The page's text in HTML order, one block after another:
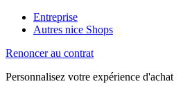
Entreprise
Autres nice Shops
Renoncer au contrat
Personnalisez votre expérience d'achat